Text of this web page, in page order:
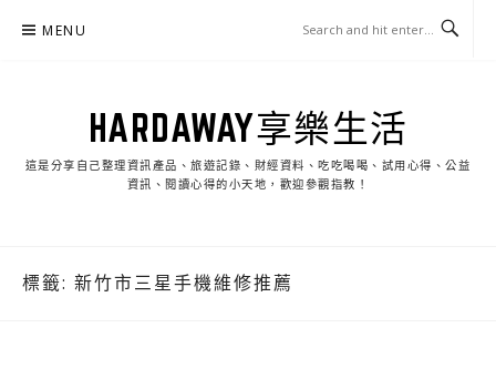
MENU
HARDAWAY享樂生活
這是分享自己整理資訊產品、旅遊記錄、財經資料、吃吃喝喝、試用心得、公益
資訊、閱讀心得的小天地，歡迎參觀指教！
標籤: 新竹市三星手機維修推薦